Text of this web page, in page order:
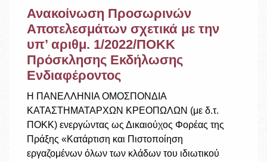
Ανακοίνωση Προσωρινών
Αποτελεσμάτων σχετικά με την
υπ’ αριθμ. 1/2022/ΠΟΚΚ
Πρόσκλησης Εκδήλωσης
Ενδιαφέροντος
Η ΠΑΝΕΛΛΗΝΙΑ ΟΜΟΣΠΟΝΔΙΑ
ΚΑΤΑΣΤΗΜΑΤΑΡΧΩΝ ΚΡΕΟΠΩΛΩΝ (με δ.τ.
ΠΟΚΚ) ενεργώντας ως Δικαιούχος Φορέας της
Πράξης «Κατάρτιση και Πιστοποίηση
εργαζομένων όλων των κλάδων του ιδιωτικού